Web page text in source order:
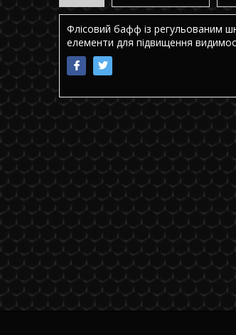
Флісовий бафф із регульованим
елементи для підвищення